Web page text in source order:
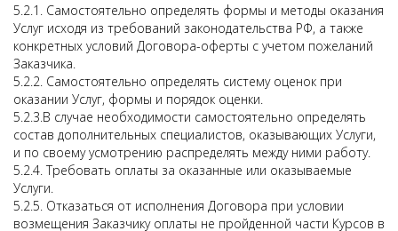
5.2.1. Самостоятельно определять формы и методы оказания
Услуг исходя из требований законодательства РФ, а также
конкретных условий Договора-оферты с учетом пожеланий
Заказчика.
5.2.2. Самостоятельно определять систему оценок при
оказании Услуг, формы и порядок оценки.
5.2.3.В случае необходимости самостоятельно определять
состав дополнительных специалистов, оказывающих Услуги,
и по своему усмотрению распределять между ними работу.
5.2.4. Требовать оплаты за оказанные или оказываемые
Услуги.
5.2.5. Отказаться от исполнения Договора при условии
возмещения Заказчику оплаты не пройденной части Курсов в